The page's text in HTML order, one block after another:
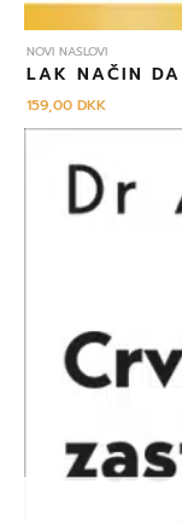
NOVI NASLOVI
LAK NAČIN DA
159,00DKK